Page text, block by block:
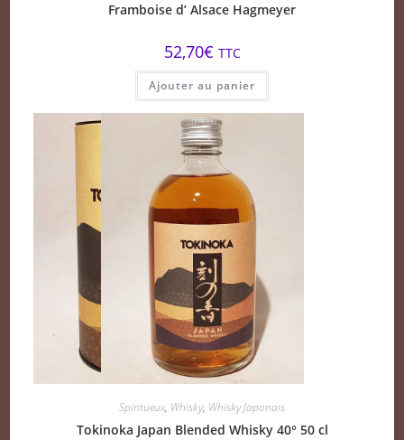
Framboise d’ Alsace Hagmeyer
52,70€ TTC
Ajouter au panier
Spiritueux, Whisky, Whisky Japonais
Tokinoka Japan Blended Whisky 40° 50 cl